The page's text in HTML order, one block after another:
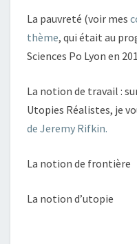
La pauvreté (voir mes
thème, qui était au
Sciences Po Lyon en
La notion de travail :
Utopies Réalistes, je
de Jeremy Rifkin.
La notion de frontière
La notion d’utopie